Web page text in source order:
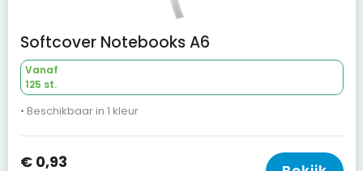
Softcover Notebooks A6
Vanaf
125 st.
• Beschikbaar in 1 kleur
€ 0,93